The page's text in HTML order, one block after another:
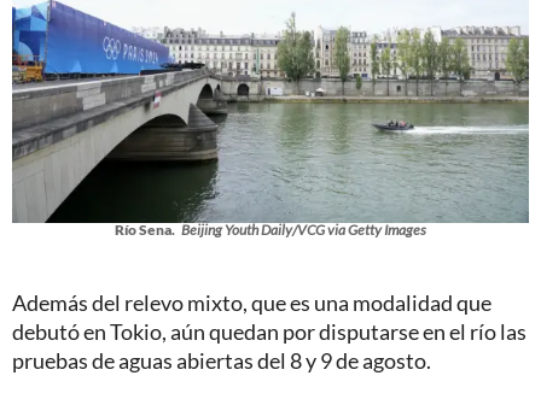
Río Sena. Beijing Youth Daily/VCG via Getty Images
Además del relevo mixto, que es una modalidad que
debutó en Tokio, aún quedan por disputarse en el río las
pruebas de aguas abiertas del 8 y 9 de agosto.